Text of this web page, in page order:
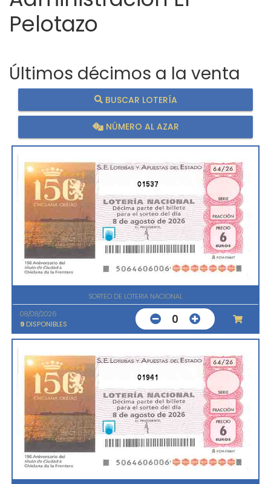
Pelotazo
Últimos décimos a la venta
BUSCAR LOTERÍA
NÚMERO AL AZAR
01537
SORTEO DE LOTERIA NACIONAL
08/08/2026
9 DISPONIBLES 0
01941